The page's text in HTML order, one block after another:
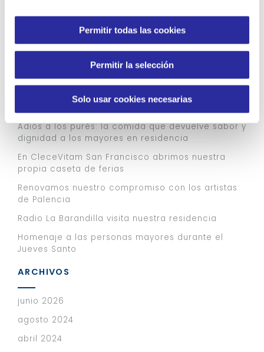
e
Permitir todas las cookies
Permitir la selección
Solo usar cookies necesarias
ENTRADAS RECIENTES
Adiós a los purés: la comida que devuelve sabor y
dignidad a los mayores en residencia
En CleceVitam San Francisco abrimos nuestra
propia caseta de ferias
Renovamos nuestro compromiso con los artistas
de Palencia
Radio La Barandilla visita nuestra residencia
Homenaje a las personas mayores durante el
Jueves Santo
ARCHIVOS
junio 2026
agosto 2024
abril 2024